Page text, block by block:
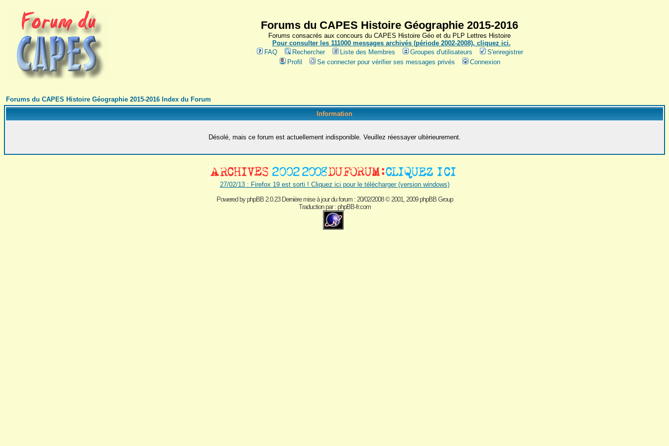
Forums du CAPES Histoire Géographie 2015-2016
Forums consacrés aux concours du CAPES Histoire Géo et du PLP Lettres Histoire
Pour consulter les 111000 messages archivés (période 2002-2008), cliquez ici.
FAQ
Rechercher Liste des Membres Groupes d'utilisateurs
S'enregistrer
Profil
Se connecter pour vérifier ses messages privés Connexion
Forums du CAPES Histoire Géographie 2015-2016 Index du Forum
Information
Désolé, mais ce forum est actuellement indisponible. Veuillez réessayer ultérieurement.
27/02/13 : Firefox 19 est sorti ! Cliquez ici pour le télécharger (version windows)
Powered byphpBB 2.0.23 Dernière mise à jour du forum : 20/02/2008© 2001, 2009 phpBB Group
Traduction par : phpBB-fr.com